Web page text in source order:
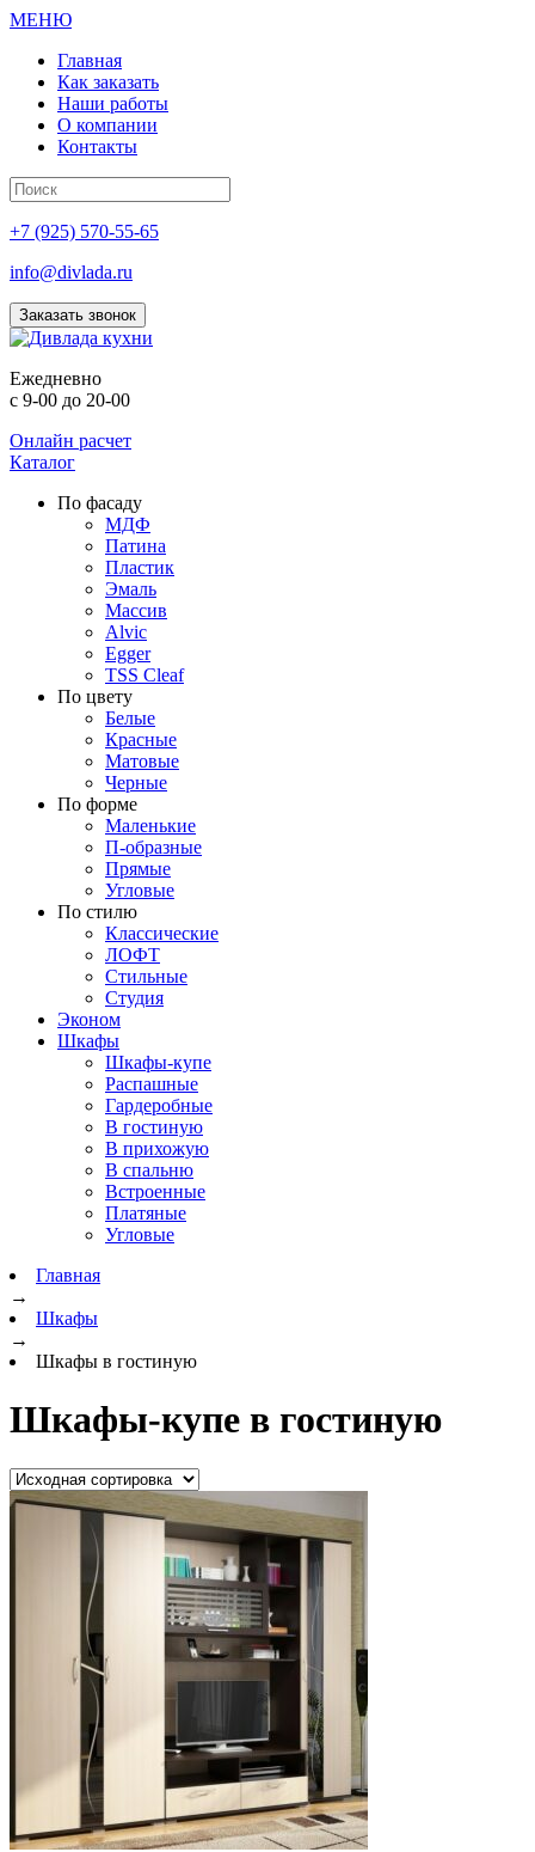
МЕНЮ
Главная
Как заказать
Наши работы
О компании
Контакты
+7 (925) 570-55-65
info@divlada.ru
Заказать звонок
Ежедневно
с 9-00 до 20-00
Онлайн расчет
Каталог
По фасаду
МДФ
Патина
Пластик
Эмаль
Массив
Alvic
Egger
TSS Cleaf
По цвету
Белые
Красные
Матовые
Черные
По форме
Маленькие
П-образные
Прямые
Угловые
По стилю
Классические
ЛОФТ
Стильные
Студия
Эконом
Шкафы
Шкафы-купе
Распашные
Гардеробные
В гостиную
В прихожую
В спальню
Встроенные
Платяные
Угловые
Главная
→
Шкафы
→
Шкафы в гостиную
Шкафы-купе в гостиную